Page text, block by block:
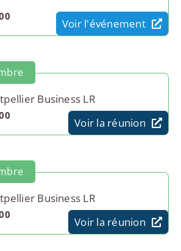
Voir l'événement
Business LR
Voir la réunion
Business LR
Voir la réunion